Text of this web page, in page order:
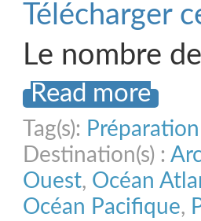
Télécharger
Le nombre
Read more
Tag(s):
Destination(s) :
Ouest, Océan
Océan Pacifique,